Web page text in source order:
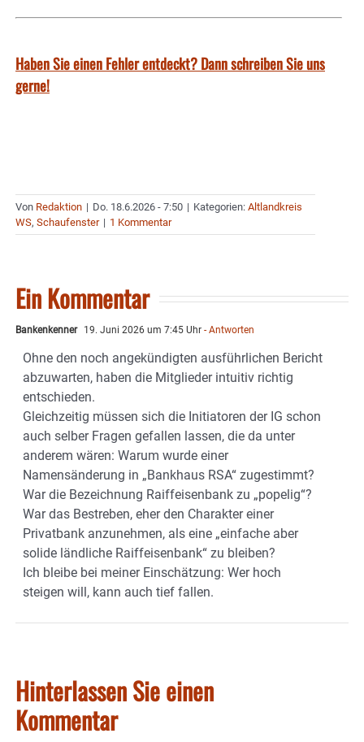
Haben Sie einen Fehler entdeckt? Dann schreiben Sie uns
gerne!
Von Redaktion | Do. 18.6.2026 - 7:50 | Kategorien: Altlandkreis
WS, Schaufenster | 1 Kommentar
Ein Kommentar
Bankenkenner 19. Juni 2026 um 7:45 Uhr - Antworten
Ohne den noch angekündigten ausführlichen Bericht
abzuwarten, haben die Mitglieder intuitiv richtig
entschieden.
Gleichzeitig müssen sich die Initiatoren der IG schon
auch selber Fragen gefallen lassen, die da unter
anderem wären: Warum wurde einer
Namensänderung in „Bankhaus RSA“ zugestimmt?
War die Bezeichnung Raiffeisenbank zu „popelig“?
War das Bestreben, eher den Charakter einer
Privatbank anzunehmen, als eine „einfache aber
solide ländliche Raiffeisenbank“ zu bleiben?
Ich bleibe bei meiner Einschätzung: Wer hoch
steigen will, kann auch tief fallen.
Hinterlassen Sie einen
Kommentar